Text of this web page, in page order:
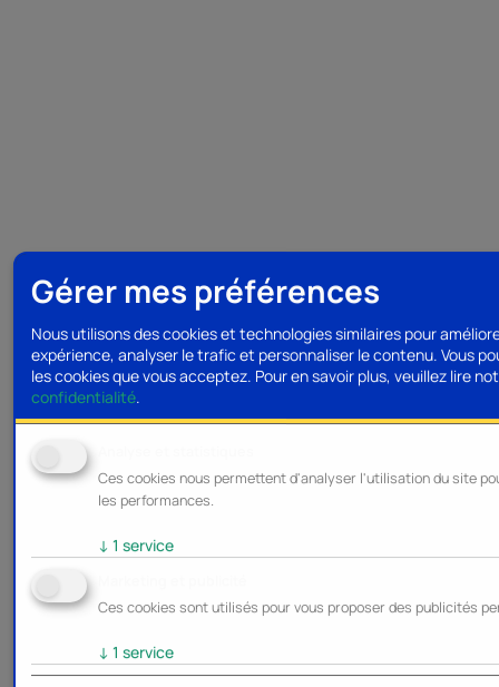
Gérer mes préférences
Nous utilisons des cookies et technologies similaires pour
expérience, analyser le trafic et personnaliser le contenu. Vous
les cookies que vous acceptez. Pour en savoir plus, veuillez lire
confidentialité.
Ces cookies nous permettent d'analyser l'utilisation du site
les performances.
↓ 1 service
Ces cookies sont utilisés pour vous proposer des publicités
↓ 1 service